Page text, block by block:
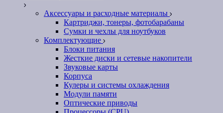
Аксессуары и расходные материалы
Картриджи, тонеры, фотобарабаны
Сумки и чехлы для ноутбуков
Комплектующие
Блоки питания
Жесткие диски и сетевые накопители
Звуковые карты
Корпуса
Кулеры и системы охлаждения
Модули памяти
Оптические приводы